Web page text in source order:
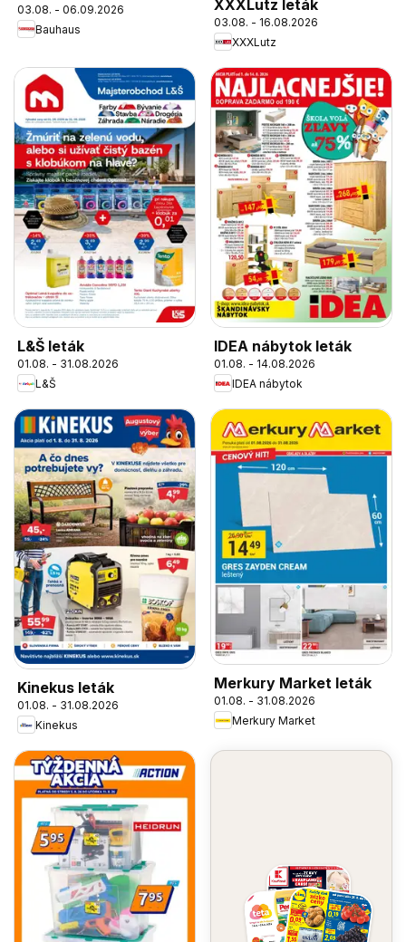
03.08. - 06.09.2026
Bauhaus
XXXLutz leták
03.08. - 16.08.2026
XXXLutz
L&Š leták
01.08. - 31.08.2026
L&Š
IDEA nábytok leták
01.08. - 14.08.2026
IDEA nábytok
Kinekus leták
01.08. - 31.08.2026
Kinekus
Merkury Market leták
01.08. - 31.08.2026
Merkury Market